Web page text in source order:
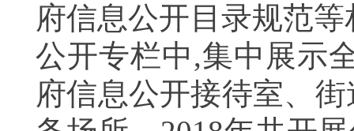
府信息公开目录规范
公开专栏中,集中展示
府信息公开接待室、